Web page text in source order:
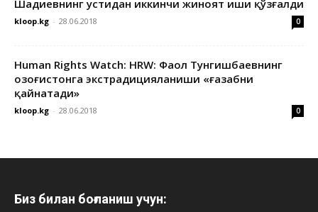
Шадиевнинг устидан иккинчи жиноят иши қўзғалди
kloop.kg - 28.06.2018 0
Human Rights Watch: HRW: Фаол Тунгишбаевнинг
Қозоғистонга экстрадицияланиши «ғазабни
қайнатади»
kloop.kg - 28.06.2018 0
Биз билан боғланиш учун: